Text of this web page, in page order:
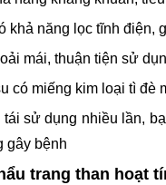
khả năng lọc tĩnh điện,
mái, thuận tiện sử
có miếng kim loại tì đè
tái sử dụng nhiều lần,
gây bệnh
trang than hoạt